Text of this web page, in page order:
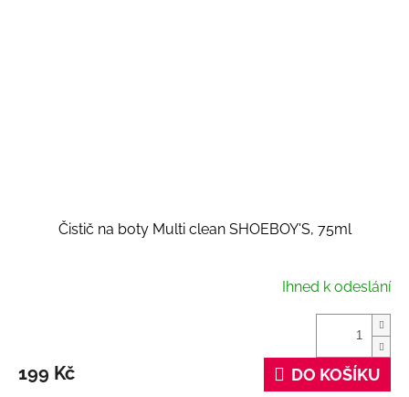
Čistič na boty Multi clean SHOEBOY'S, 75ml
Ihned k odeslání
199 Kč DO KOŠÍKU